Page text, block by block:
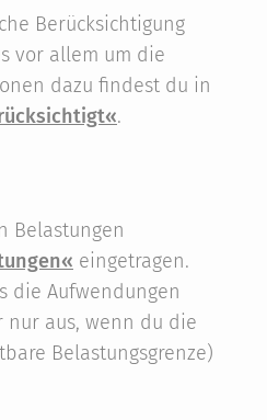
Berücksichtigung
vor allem um die
dazu findest du in
.
Belastungen
eingetragen.
die Aufwendungen
aus, wenn du die
Belastungsgrenze)